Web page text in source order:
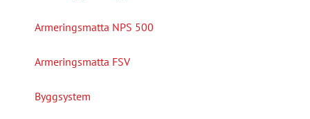
Armeringsmatta NPS 500
Armeringsmatta FSV
Byggsystem